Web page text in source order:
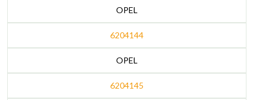
OPEL
6204144
OPEL
6204145